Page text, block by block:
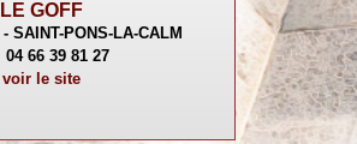
LE GOFF
SAINT-PONS-LA-CALM
04 66 39 81 27
voir le site